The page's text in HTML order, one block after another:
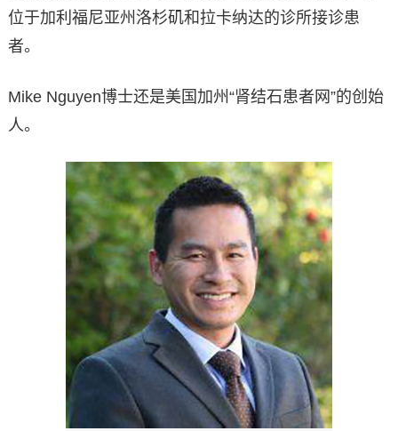
位于加利福尼亚州洛杉矶和拉卡纳达的诊所接诊患
者。
Mike Nguyen博士还是美国加州“肾结石患者网”的创始
人。